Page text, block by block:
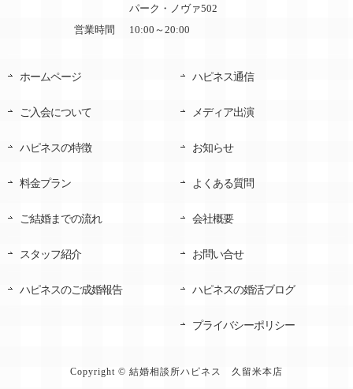
パーク・ノヴァ502
営業時間
10:00～20:00
ホームページ
ご入会について
ハピネスの特徴
料金プラン
ご結婚までの流れ
スタッフ紹介
ハピネスのご成婚報告
ハピネス通信
メディア出演
お知らせ
よくある質問
会社概要
お問い合せ
ハピネスの婚活ブログ
プライバシーポリシー
Copyright © 結婚相談所ハピネス 久留米本店